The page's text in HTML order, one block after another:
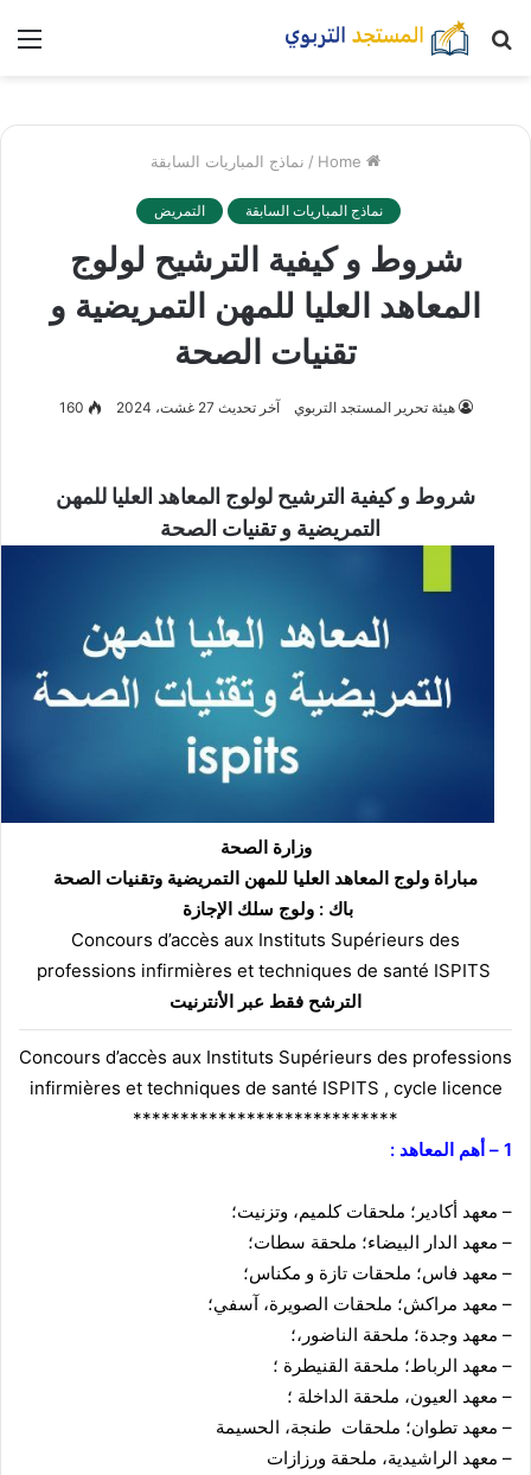
بحث
/ نماذج المباريات السابقة
نماذج المباريات السابقة التمريض
شروط و كيفية الترشيح لولوج
المعاهد العليا للمهن التمريضية و
تقنيات الصحة
هيئة تحرير المستجد التربوي آخر تحديث 27 غشت، 2024 160
شروط و كيفية الترشيح لولوج المعاهد العليا للمهن
التمريضية و تقنيات الصحة
وزارة الصحة
مباراة ولوج المعاهد العليا للمهن التمريضية وتقنيات الصحة
باك : ولوج سلك الإجازة
Concours d’accès aux Instituts Supérieurs des
professions infirmières et techniques de santé ISPITS
الترشح فقط عبر الأنترنيت
Concours d’accès aux Instituts Supérieurs des professions
infirmières et techniques de santé ISPITS , cycle licence
****************************
1 – أهم المعاهد :
– معهد أكادير؛ ملحقات كلميم، وتزنيت؛
– معهد الدار البيضاء؛ ملحقة سطات؛
– معهد فاس؛ ملحقات تازة و مكناس؛
– معهد مراكش؛ ملحقات الصويرة، آسفي؛
– معهد وجدة؛ ملحقة الناضور،؛
– معهد الرباط؛ ملحقة القنيطرة ؛
– معهد العيون، ملحقة الداخلة ؛
– معهد تطوان؛ ملحقات طنجة، الحسيمة
– معهد الراشيدية، ملحقة ورزازات